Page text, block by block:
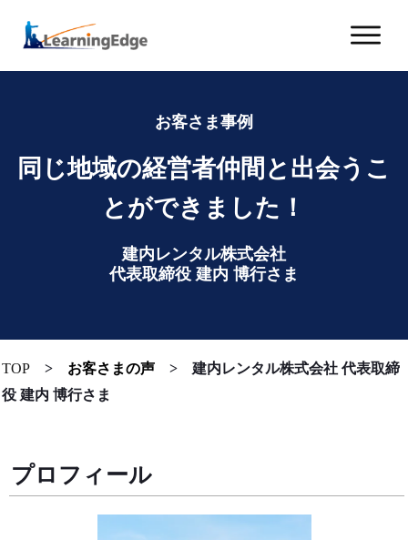
お客さま事例
同じ地域の経営者仲間と出会うこ
とができました！
建内レンタル株式会社
代表取締役 建内 博行さま
TOP > お客さまの声 > 建内レンタル株式会社 代表取締
役 建内 博行さま
プロフィール